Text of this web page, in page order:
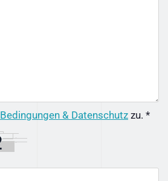
Bedingungen & Datenschutz zu. *